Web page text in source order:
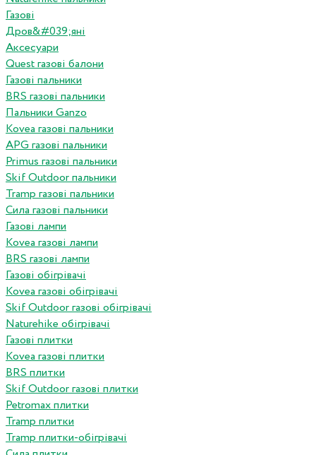
Газові
Дров&#039;яні
Аксесуари
Quest газові балони
Газові пальники
BRS газові пальники
Пальники Ganzo
Kovea газові пальники
APG газові пальники
Primus газові пальники
Skif Outdoor пальники
Tramp газові пальники
Сила газові пальники
Газові лампи
Kovea газові лампи
BRS газові лампи
Газові обігрівачі
Kovea газові обігрівачі
Skif Outdoor газові обігрівачі
Naturehike обігрівачі
Газові плитки
Kovea газові плитки
BRS плитки
Skif Outdoor газові плитки
Petromax плитки
Tramp плитки
Tramp плитки-обігрівачі